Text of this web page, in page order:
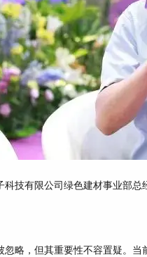
科技有限公司绿色建材事业部总
忽略，但其重要性不容置疑。